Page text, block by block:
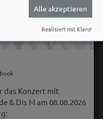
das Konzert mit
& Dis M am 08.08.2026
Alle akzeptieren
Realisiert mit Klaro!